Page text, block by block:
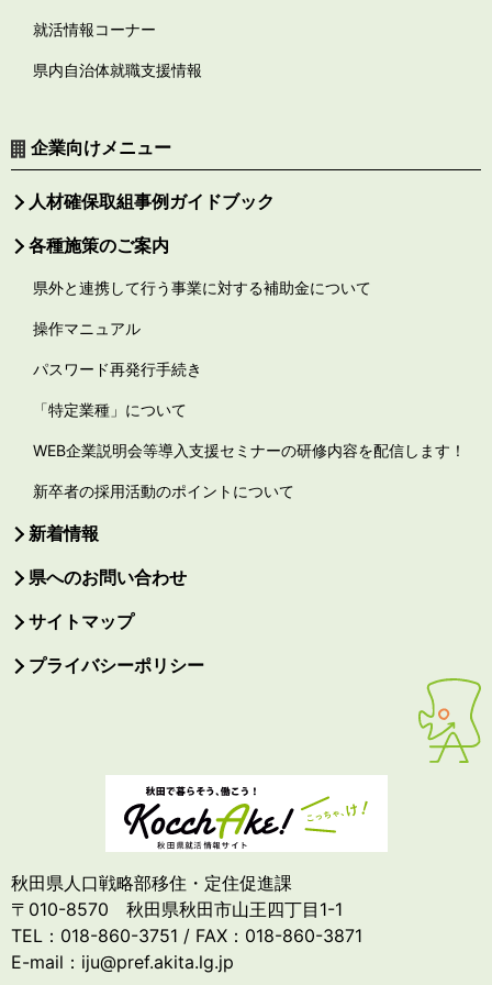
就活情報コーナー
県内自治体就職支援情報
企業向けメニュー
人材確保取組事例ガイドブック
各種施策のご案内
県外と連携して行う事業に対する補助金について
操作マニュアル
パスワード再発行手続き
「特定業種」について
WEB企業説明会等導入支援セミナーの研修内容を配信します！
新卒者の採用活動のポイントについて
新着情報
県へのお問い合わせ
サイトマップ
プライバシーポリシー
秋田県人口戦略部移住・定住促進課
〒010-8570 秋田県秋田市山王四丁目1-1
TEL：018-860-3751 / FAX：018-860-3871
E-mail：iju@pref.akita.lg.jp